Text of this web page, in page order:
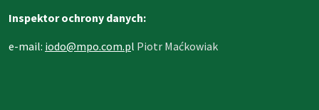
Inspektor ochrony danych:
e-mail: iodo@mpo.com.pl Piotr Maćkowiak